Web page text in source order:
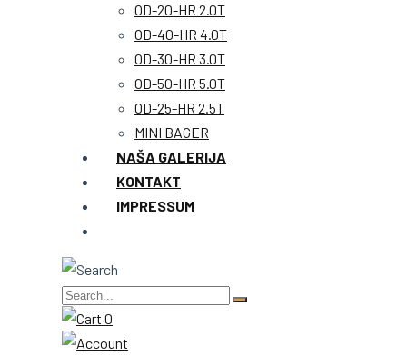
OD-20-HR 2.0T
OD-40-HR 4.0T
OD-30-HR 3.0T
OD-50-HR 5.0T
OD-25-HR 2.5T
MINI BAGER
NAŠA GALERIJA
KONTAKT
IMPRESSUM
0